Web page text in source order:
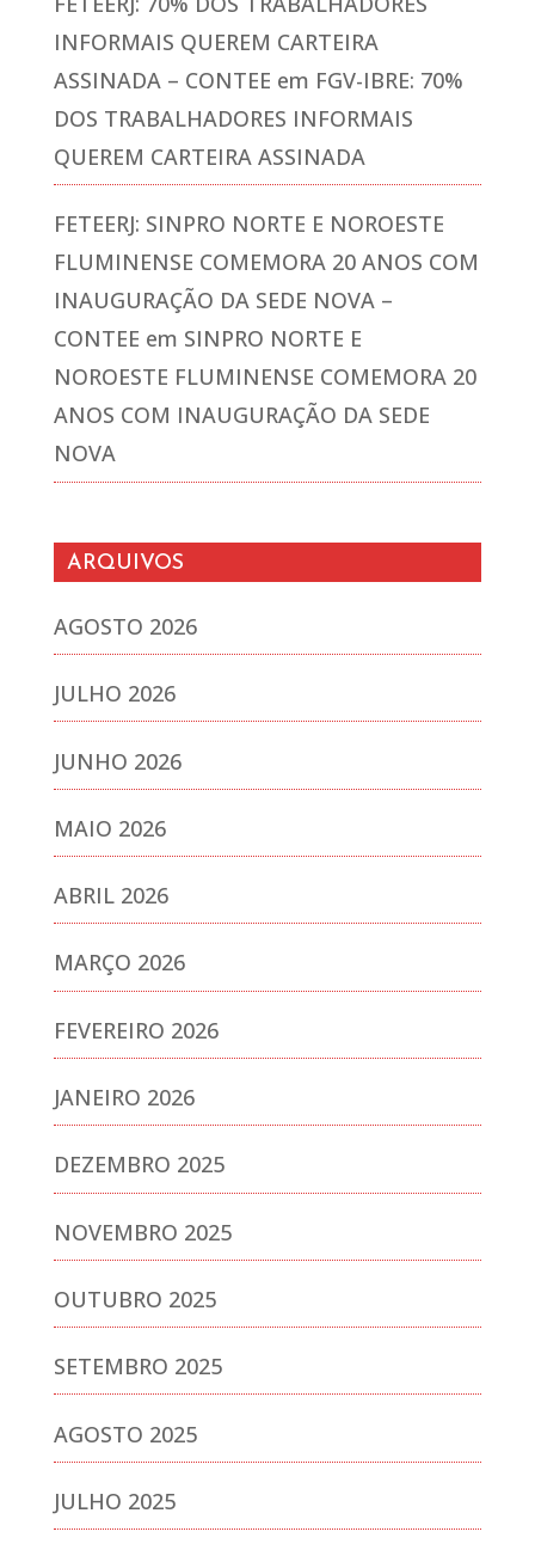
INFORMAIS QUEREM CARTEIRA
ASSINADA – CONTEE em FGV-IBRE: 70%
DOS TRABALHADORES INFORMAIS
QUEREM CARTEIRA ASSINADA
FETEERJ: SINPRO NORTE E NOROESTE
FLUMINENSE COMEMORA 20 ANOS COM
INAUGURAÇÃO DA SEDE NOVA –
CONTEE em SINPRO NORTE E
NOROESTE FLUMINENSE COMEMORA 20
ANOS COM INAUGURAÇÃO DA SEDE
NOVA
ARQUIVOS
AGOSTO 2026
JULHO 2026
JUNHO 2026
MAIO 2026
ABRIL 2026
MARÇO 2026
FEVEREIRO 2026
JANEIRO 2026
DEZEMBRO 2025
NOVEMBRO 2025
OUTUBRO 2025
SETEMBRO 2025
AGOSTO 2025
JULHO 2025